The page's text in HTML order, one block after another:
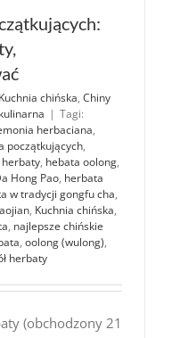
Kuchnia chińska, Chiny
| Tagi:
herbaciana,
początkujących,
, hebata oolong,
Hong Pao, herbata
w tradycji gongfu cha,
, Kuchnia chińska,
, najlepsze chińskie
, oolong (wulong),
herbaty
(obchodzony 21